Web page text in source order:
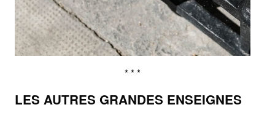
* * *
LES AUTRES GRANDES ENSEIGNES